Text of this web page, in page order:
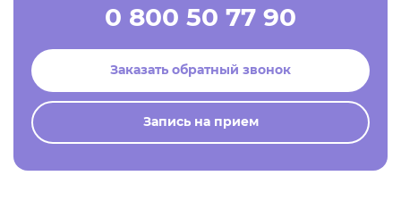
0 800 50 77 90
Заказать обратный звонок
Запись на прием